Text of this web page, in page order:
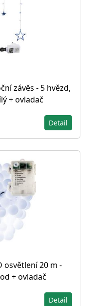
závěs - 5 hvězd,
+ ovladač
Detail
osvětlení 20 m -
+ ovladač
Detail